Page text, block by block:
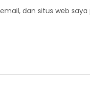
dan situs web